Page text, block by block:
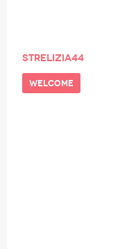
strelizia44
welcome